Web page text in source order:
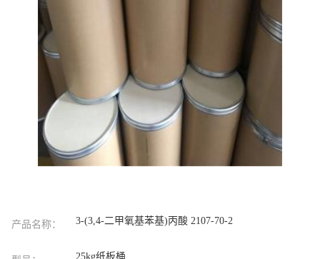
产品名称： 3-(3,4-二甲氧基苯基)丙酸 2107-70-2
25kg纸板桶